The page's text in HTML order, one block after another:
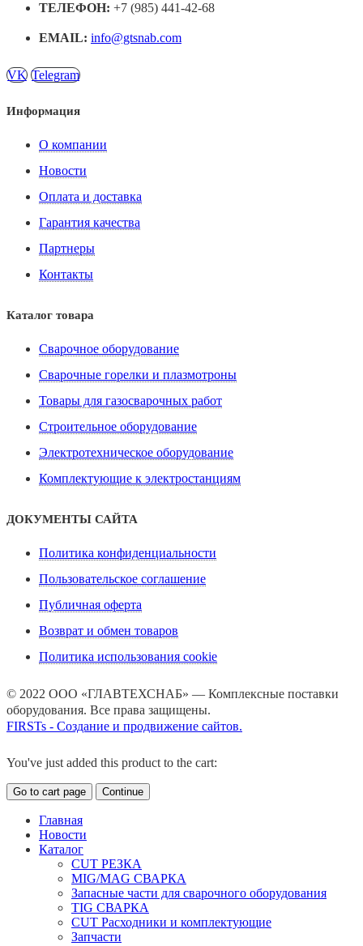
ТЕЛЕФОН: +7 (985) 441-42-68
EMAIL: info@gtsnab.com
VK Telegram
Информация
О компании
Новости
Оплата и доставка
Гарантия качества
Партнеры
Контакты
Каталог товара
Сварочное оборудование
Сварочные горелки и плазмотроны
Товары для газосварочных работ
Строительное оборудование
Электротехническое оборудование
Комплектующие к электростанциям
ДОКУМЕНТЫ САЙТА
Политика конфиденциальности
Пользовательское соглашение
Публичная оферта
Возврат и обмен товаров
Политика использования cookie
© 2022 ООО «ГЛАВТЕХСНАБ» — Комплексные поставки
оборудования. Все права защищены.
FIRSTs - Создание и продвижение сайтов.
You've just added this product to the cart:
Go to cart page Continue
Главная
Новости
Каталог
CUT РЕЗКА
MIG/MAG СВАРКА
Запасные части для сварочного оборудования
TIG СВАРКА
CUT Расходники и комплектующие
Запчасти